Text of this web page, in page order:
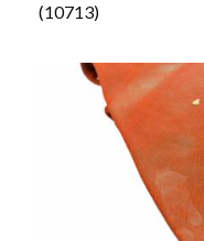
(10713)